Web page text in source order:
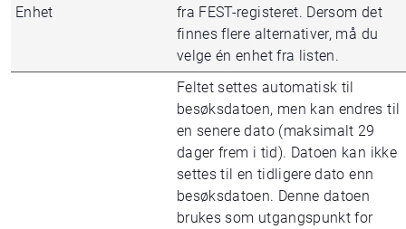
Enhet
fra FEST-registeret. Dersom det
finnes flere alternativer, må du
velge én enhet fra listen.
Feltet settes automatisk til
besøksdatoen, men kan endres til
en senere dato (maksimalt 29
dager frem i tid). Datoen kan ikke
settes til en tidligere dato enn
besøksdatoen. Denne datoen
brukes som utgangspunkt for